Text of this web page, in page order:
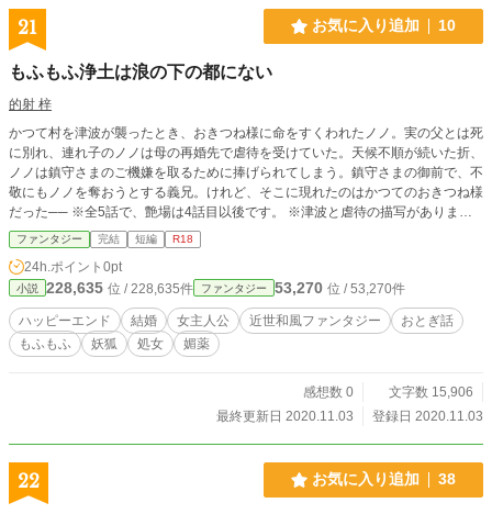
21 お気に入り追加 10
もふもふ浄土は浪の下の都にない
的射 梓
かつて村を津波が襲ったとき、おきつね様に命をすくわれたノノ。実の父とは死
に別れ、連れ子のノノは母の再婚先で虐待を受けていた。天候不順が続いた折、
ノノは鎮守さまのご機嫌を取るために捧げられてしまう。鎮守さまの御前で、不
敬にもノノを奪おうとする義兄。けれど、そこに現れたのはかつてのおきつね様
だった── ※全5話で、艶場は4話目以後です。 ※津波と虐待の描写がありま
す。苦手な方はご注意ください。 ※ムーンライトノベルズ様にも重複投稿して
います。
ファンタジー 完結 短編 R18
24h.ポイント 0pt
小説 228,635 位 / 228,635件 ファンタジー 53,270 位 / 53,270件
ハッピーエンド 結婚 女主人公 近世和風ファンタジー
おとぎ話
もふもふ
妖狐 処女 媚薬
感想数 0
文字数 15,906
最終更新日 2020.11.03
登録日 2020.11.03
22 お気に入り追加 38